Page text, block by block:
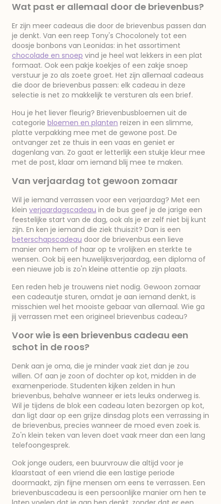
Wat past er allemaal door de brievenbus?
Er zijn meer cadeaus die door de brievenbus passen dan
je denkt. Van een reep Tony's Chocolonely tot een
doosje bonbons van Leonidas: in het assortiment
chocolade en snoep vind je heel wat lekkers in een plat
formaat. Ook een pakje koekjes of een zakje snoep
verstuur je zo als zoete groet. Het zijn allemaal cadeaus
die door de brievenbus passen: elk cadeau in deze
selectie is net zo makkelijk te versturen als een brief.
Hou je het liever fleurig? Brievenbusbloemen uit de
categorie bloemen en planten reizen in een slimme,
platte verpakking mee met de gewone post. De
ontvanger zet ze thuis in een vaas en geniet er
dagenlang van. Zo gaat er letterlijk een stukje kleur mee
met de post, klaar om iemand blij mee te maken.
Van verjaardag tot gewoon zomaar
Wil je iemand verrassen voor een verjaardag? Met een
klein verjaardagscadeau in de bus geef je de jarige een
feestelijke start van de dag, ook als je er zelf niet bij kunt
zijn. En ken je iemand die ziek thuiszit? Dan is een
beterschapscadeau door de brievenbus een lieve
manier om hem of haar op te vrolijken en sterkte te
wensen. Ook bij een huwelijksverjaardag, een diploma of
een nieuwe job is zo'n kleine attentie op zijn plaats.
Een reden heb je trouwens niet nodig. Gewoon zomaar
een cadeautje sturen, omdat je aan iemand denkt, is
misschien wel het mooiste gebaar van allemaal. Wie ga
jij verrassen met een origineel brievenbus cadeau?
Voor wie is een brievenbus cadeau een
schot in de roos?
Denk aan je oma, die je minder vaak ziet dan je zou
willen. Of aan je zoon of dochter op kot, midden in de
examenperiode. Studenten kijken zelden in hun
brievenbus, behalve wanneer er iets leuks onderweg is.
Wil je tijdens de blok een cadeau laten bezorgen op kot,
dan ligt daar op een grijze dinsdag plots een verrassing in
de brievenbus, precies wanneer de moed even zoek is.
Zo'n klein teken van leven doet vaak meer dan een lang
telefoongesprek.
Ook jonge ouders, een buurvrouw die altijd voor je
klaarstaat of een vriend die een lastige periode
doormaakt, zijn fijne mensen om eens te verrassen. Een
brievenbuscadeau is een persoonlijke manier om hen te